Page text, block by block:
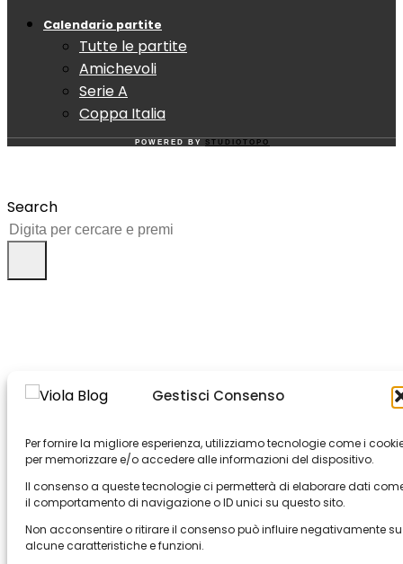
Gestisci Consenso
Per fornire la migliore esperienza, utilizziamo tecnologie come i
per memorizzare e/o accedere alle informazioni del dispositivo.
Il consenso a queste tecnologie ci permetterà di elaborare dati
il comportamento di navigazione o ID unici su questo sito.
Non acconsentire o ritirare il consenso può influire negativamente su
alcune caratteristiche e funzioni.
Calendario partite
Tutte le partite
Amichevoli
Serie A
Coppa Italia
POWERED BY STUDIOTOPO
Search